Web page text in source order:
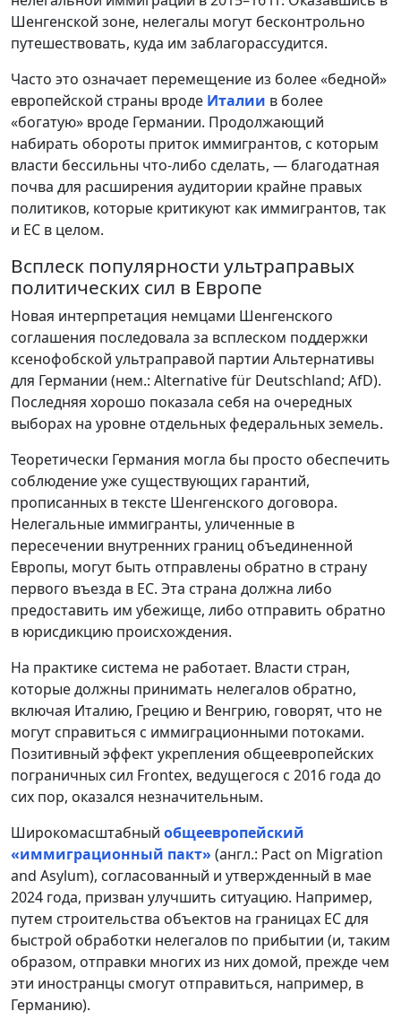
Шенгенской зоне, нелегалы могут бесконтрольно
путешествовать, куда им заблагорассудится.
Часто это означает перемещение из более «бедной»
европейской страны вроде Италии в более
«богатую» вроде Германии. Продолжающий
набирать обороты приток иммигрантов, с которым
власти бессильны что-либо сделать, — благодатная
почва для расширения аудитории крайне правых
политиков, которые критикуют как иммигрантов, так
и ЕС в целом.
Всплеск популярности ультраправых
политических сил в Европе
Новая интерпретация немцами Шенгенского
соглашения последовала за всплеском поддержки
ксенофобской ультраправой партии Альтернативы
для Германии (нем.: Alternative für Deutschland; AfD).
Последняя хорошо показала себя на очередных
выборах на уровне отдельных федеральных земель.
Теоретически Германия могла бы просто обеспечить
соблюдение уже существующих гарантий,
прописанных в тексте Шенгенского договора.
Нелегальные иммигранты, уличенные в
пересечении внутренних границ объединенной
Европы, могут быть отправлены обратно в страну
первого въезда в ЕС. Эта страна должна либо
предоставить им убежище, либо отправить обратно
в юрисдикцию происхождения.
На практике система не работает. Власти стран,
которые должны принимать нелегалов обратно,
включая Италию, Грецию и Венгрию, говорят, что не
могут справиться с иммиграционными потоками.
Позитивный эффект укрепления общеевропейских
пограничных сил Frontex, ведущегося с 2016 года до
сих пор, оказался незначительным.
Широкомасштабный общеевропейский
«иммиграционный пакт» (англ.: Pact on Migration
and Asylum), согласованный и утвержденный в мае
2024 года, призван улучшить ситуацию. Например,
путем строительства объектов на границах ЕС для
быстрой обработки нелегалов по прибытии (и, таким
образом, отправки многих из них домой, прежде чем
эти иностранцы смогут отправиться, например, в
Германию).